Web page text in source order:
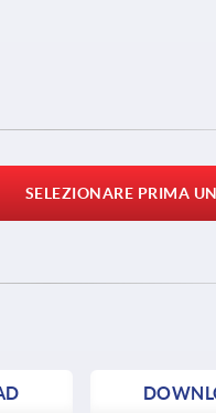
SELEZIONARE PRIMA